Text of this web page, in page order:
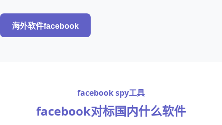
海外软件facebook
facebook spy工具
facebook对标国内什么软件